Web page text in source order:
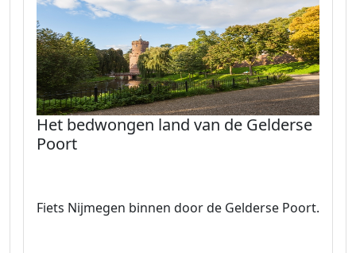
Het bedwongen land van de Gelderse
Poort
Fiets Nijmegen binnen door de Gelderse Poort.